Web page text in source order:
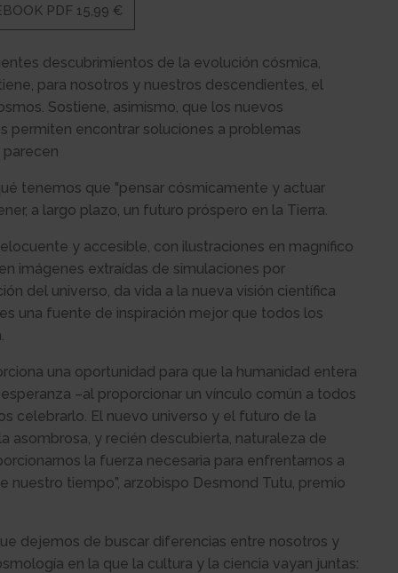
PDF 15,99 €
descubrimientos de la evolución cósmica,
para nosotros y nuestros descendientes, el
Sostiene, asimismo, que los nuevos
permiten encontrar soluciones a problemas
tenemos que "pensar cósmicamente y actuar
a largo plazo, un futuro próspero en la Tierra.
y accesible, con ilustraciones en magnífico
imágenes extraídas de simulaciones por
del universo, da vida a la nueva visión científica
una fuente de inspiración mejor que todos los
una oportunidad para que la humanidad entera
–al proporcionar un vínculo común a todos
celebrarlo. El nuevo universo y el futuro de la
asombrosa, y recién descubierta, naturaleza de
la fuerza necesaria para enfrentarnos a
nuestro tiempo”, arzobispo Desmond Tutu, premio
dejemos de buscar diferencias entre nosotros y
en la que la cultura y la ciencia vayan juntas: